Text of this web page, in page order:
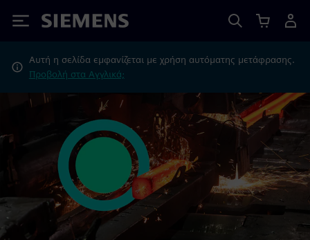
Siemens
Αυτή η σελίδα εμφανίζεται με χρήση αυτόματης μετάφρασης.
Προβολή στα Αγγλικά;